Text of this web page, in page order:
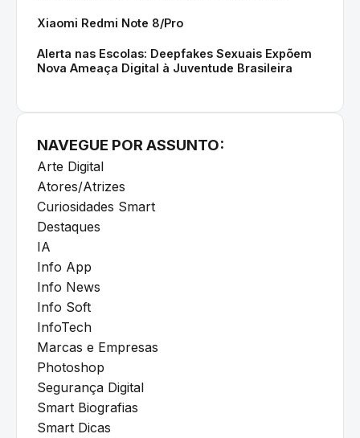
Xiaomi Redmi Note 8/Pro
Alerta nas Escolas: Deepfakes Sexuais Expõem
Nova Ameaça Digital à Juventude Brasileira
NAVEGUE POR ASSUNTO:
Arte Digital
Atores/Atrizes
Curiosidades Smart
Destaques
IA
Info App
Info News
Info Soft
InfoTech
Marcas e Empresas
Photoshop
Segurança Digital
Smart Biografias
Smart Dicas